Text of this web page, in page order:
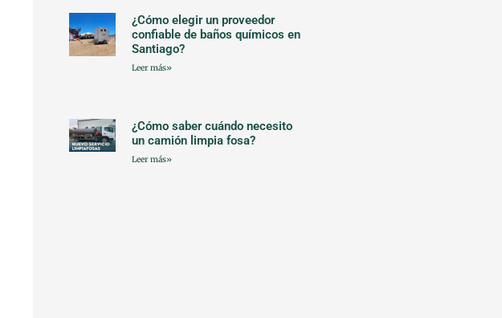
¿Cómo elegir un proveedor
confiable de baños químicos en
Santiago?
Leer más»
¿Cómo saber cuándo necesito
un camión limpia fosa?
Leer más»